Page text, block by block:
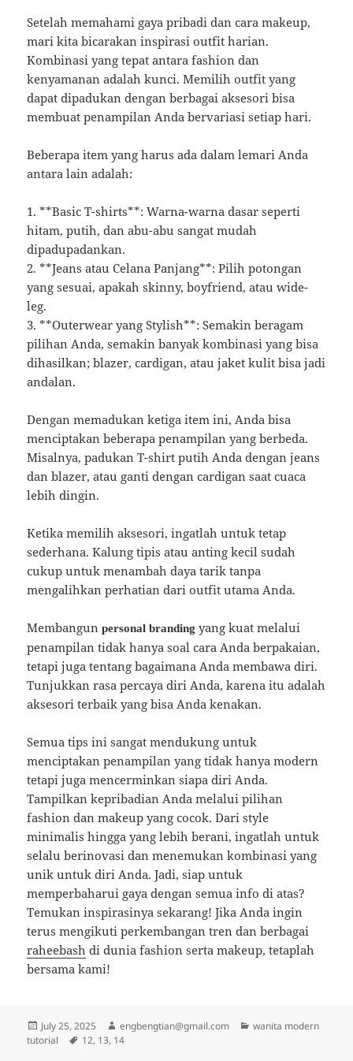
Setelah memahami gaya pribadi dan cara makeup,
mari kita bicarakan inspirasi outfit harian.
Kombinasi yang tepat antara fashion dan
kenyamanan adalah kunci. Memilih outfit yang
dapat dipadukan dengan berbagai aksesori bisa
membuat penampilan Anda bervariasi setiap hari.
Beberapa item yang harus ada dalam lemari Anda
antara lain adalah:
1. **Basic T-shirts**: Warna-warna dasar seperti
hitam, putih, dan abu-abu sangat mudah
dipadupadankan.
2. **Jeans atau Celana Panjang**: Pilih potongan
yang sesuai, apakah skinny, boyfriend, atau wide-
leg.
3. **Outerwear yang Stylish**: Semakin beragam
pilihan Anda, semakin banyak kombinasi yang bisa
dihasilkan; blazer, cardigan, atau jaket kulit bisa jadi
andalan.
Dengan memadukan ketiga item ini, Anda bisa
menciptakan beberapa penampilan yang berbeda.
Misalnya, padukan T-shirt putih Anda dengan jeans
dan blazer, atau ganti dengan cardigan saat cuaca
lebih dingin.
Ketika memilih aksesori, ingatlah untuk tetap
sederhana. Kalung tipis atau anting kecil sudah
cukup untuk menambah daya tarik tanpa
mengalihkan perhatian dari outfit utama Anda.
Membangunpersonal branding yang kuat melalui
penampilan tidak hanya soal cara Anda berpakaian,
tetapi juga tentang bagaimana Anda membawa diri.
Tunjukkan rasa percaya diri Anda, karena itu adalah
aksesori terbaik yang bisa Anda kenakan.
Semua tips ini sangat mendukung untuk
menciptakan penampilan yang tidak hanya modern
tetapi juga mencerminkan siapa diri Anda.
Tampilkan kepribadian Anda melalui pilihan
fashion dan makeup yang cocok. Dari style
minimalis hingga yang lebih berani, ingatlah untuk
selalu berinovasi dan menemukan kombinasi yang
unik untuk diri Anda. Jadi, siap untuk
memperbaharui gaya dengan semua info di atas?
Temukan inspirasinya sekarang! Jika Anda ingin
terus mengikuti perkembangan tren dan berbagai
raheebash di dunia fashion serta makeup, tetaplah
bersama kami!
Posted
on
July 25, 2025 Author
engbengtian@gmail.com Categories
wanita modern
tutorial
Tags
12, 13, 14